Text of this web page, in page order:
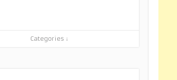
Categories ↓